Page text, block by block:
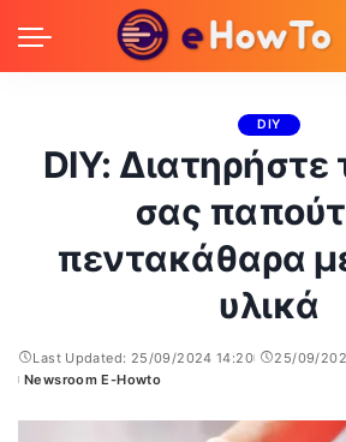
DIY
DIY: Διατηρήστε
σας
πεντακάθαρα
υλικά
Last Updated: 25/09/2024 14:20
25/09/
Posted
Newsroom E-Howto